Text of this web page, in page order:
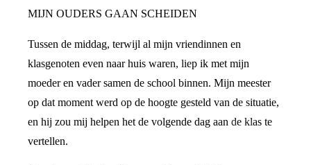
MIJN OUDERS GAAN SCHEIDEN
Tussen de middag, terwijl al mijn vriendinnen en
klasgenoten even naar huis waren, liep ik met mijn
moeder en vader samen de school binnen. Mijn meester
op dat moment werd op de hoogte gesteld van de situatie,
en hij zou mij helpen het de volgende dag aan de klas te
vertellen.